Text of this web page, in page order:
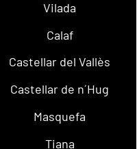
Vilada
Calaf
Castellar del Vallès
Castellar de n´Hug
Masquefa
Tiana